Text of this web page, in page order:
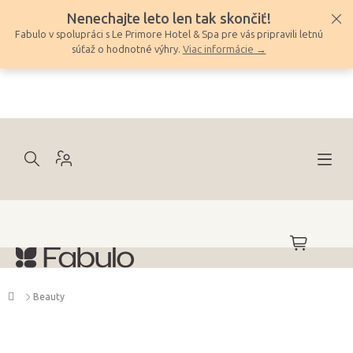
obsah
Nenechajte leto len tak skončiť!
Fabulo v spolupráci s Le Primore Hotel & Spa pre vás pripravili letnú
súťaž o hodnotné výhry. Viac informácie →
NÁKUPNÝ
KOŠÍK
Domov
Beauty